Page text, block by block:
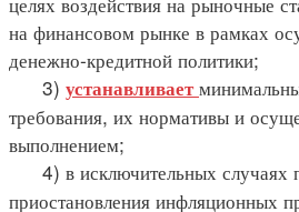
на финансовом рынке в рамках
денежно-кредитной политики;
3) устанавливает
требования, их нормативы и
выполнением;
4) в исключительных случаях
приостановления инфляционных